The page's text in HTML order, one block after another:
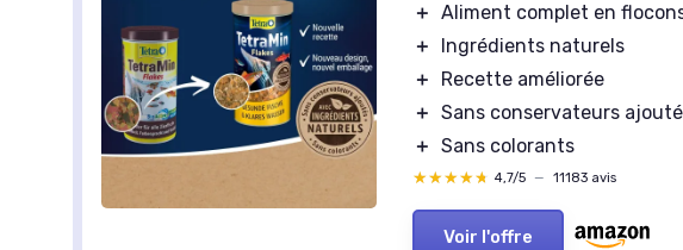
＋ Aliment complet en
＋
Ingrédients naturels
＋
Recette améliorée
＋ Sans conservateurs
＋ Sans colorants
★★★★★
★★★★★ 4,7/5 — 11183 avis
Voir l'offre